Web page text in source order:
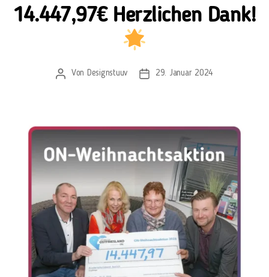
14.447,97€ Herzlichen Dank!
Von Designstuuv 29. Januar 2024